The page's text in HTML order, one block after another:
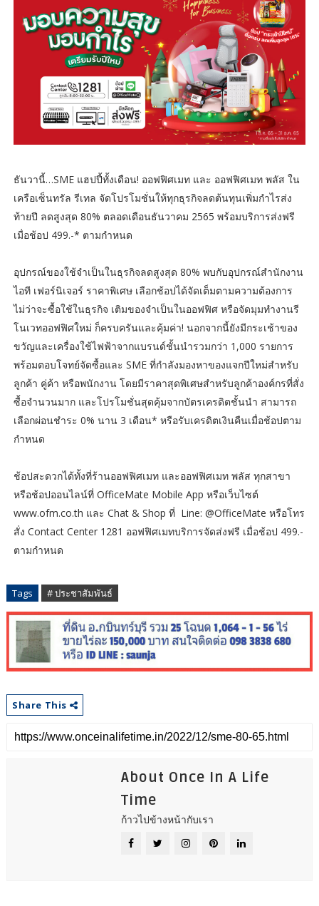
ธันวานี้…SME แฮปปี้ทั้งเดือน! ออฟฟิศเมท และ ออฟฟิศเมท พลัส ใน
เครือเซ็นทรัล รีเทล จัดโปรโมชั่นให้ทุกธุรกิจลดต้นทุนเพิ่มกำไรส่ง
ท้ายปี ลดสูงสุด 80% ตลอดเดือนธันวาคม 2565 พร้อมบริการส่งฟรี
เมื่อช้อป 499.-* ตามกำหนด
อุปกรณ์ของใช้จำเป็นในธุรกิจลดสูงสุด 80% พบกับอุปกรณ์สำนักงาน
ไอที เฟอร์นิเจอร์ ราคาพิเศษ เลือกช้อปได้จัดเต็มตามความต้องการ
ไม่ว่าจะซื้อใช้ในธุรกิจ เติมของจำเป็นในออฟฟิศ หรือจัดมุมทำงานรี
โนเวทออฟฟิศใหม่ ก็ครบครันและคุ้มค่า! นอกจากนี้ยังมีกระเช้าของ
ขวัญและเครื่องใช้ไฟฟ้าจากแบรนด์ชั้นนำรวมกว่า 1,000 รายการ
พร้อมตอบโจทย์จัดซื้อและ SME ที่กำลังมองหาของแจกปีใหม่สำหรับ
ลูกค้า คู่ค้า หรือพนักงาน โดยมีราคาสุดพิเศษสำหรับลูกค้าองค์กรที่สั่ง
ซื้อจำนวนมาก และโปรโมชั่นสุดคุ้มจากบัตรเครดิตชั้นนำ สามารถ
เลือกผ่อนชำระ 0% นาน 3 เดือน* หรือรับเครดิตเงินคืนเมื่อช้อปตาม
กำหนด
ช้อปสะดวกได้ทั้งที่ร้านออฟฟิศเมท และออฟฟิศเมท พลัส ทุกสาขา
หรือช้อปออนไลน์ที่ OfficeMate Mobile App หรือเว็บไซต์
www.ofm.co.th และ Chat & Shop ที่ Line: @OfficeMate หรือโทร
สั่ง Contact Center 1281 ออฟฟิศเมทบริการจัดส่งฟรี เมื่อช้อป 499.-
ตามกำหนด
Tags # ประชาสัมพันธ์
Share This
About Once In A Life
Time
ก้าวไปข้างหน้ากับเรา